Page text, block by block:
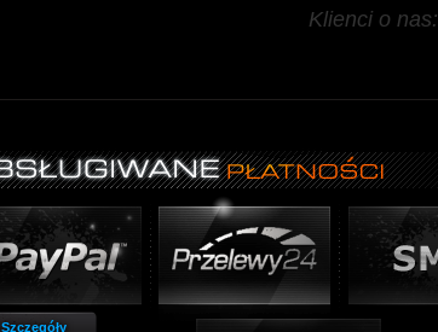
Klienci o nas:
Szczegóły